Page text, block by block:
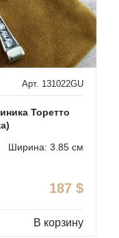
Арт. 131022GU
Торетто
Ширина: 3.85 см
187 $
В корзину